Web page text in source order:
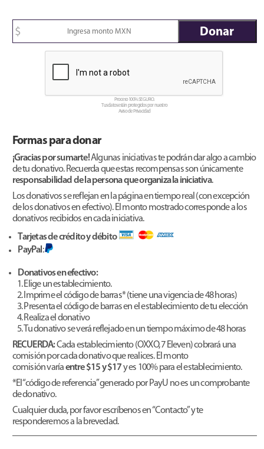
$
Proceso 100% SEGURO.
Tus datos están protegidos por nuestro
Aviso de Privacidad
Formas para donar
¡Gracias por sumarte!Algunas iniciativas te podrán dar algo a cambio
de tu donativo. Recuerda que estas recompensas son únicamente
responsabilidad de la persona que organiza la iniciativa.
Los donativos se reflejan en la página en tiempo real (con excepción
de los donativos en efectivo). El monto mostrado corresponde a los
donativos recibidos en cada iniciativa.
Tarjetas de crédito y débito
PayPal:
Donativos en efectivo:
Elige un establecimiento.
Imprime el código de barras* (tiene una vigencia de 48 horas)
Presenta el código de barras en el establecimiento de tu elección
Realiza el donativo
Tu donativo se verá reflejado en un tiempo máximo de 48 horas
RECUERDA:Cada establecimiento (OXXO, 7 Eleven) cobrará una
comisión por cada donativo que realices. El monto
comisión varíaentre $15 y $17y es 100% para el establecimiento.
*El “código de referencia” generado por PayU no es un comprobante
de donativo.
Cualquier duda, por favor escríbenos en “Contacto” y te
responderemos a la brevedad.